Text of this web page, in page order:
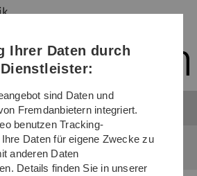
Direkt
Direkt
Direkt
(Sprache,
Drucken,
Media)
Direkt
Direkt
Zufällige Mengen
Ihrer Daten durch
sind Daten und
Fremdanbietern integriert.
benutzen Tracking-
Daten für eigene Zwecke zu
anderen Daten
Details finden Sie in unserer